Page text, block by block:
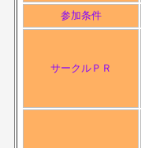
参加条件
サークルＰＲ